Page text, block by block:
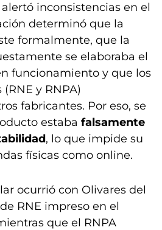
inconsistencias en el
determinó que la
formalmente, que la
se elaboraba el
funcionamiento y que los
y RNPA)
fabricantes. Por eso, se
estaba falsamente
, lo que impide su
físicas como online.
ocurrió con Olivares del
RNE impreso en el
que el RNPA